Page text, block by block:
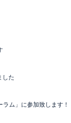
した
ム」に参加致します！